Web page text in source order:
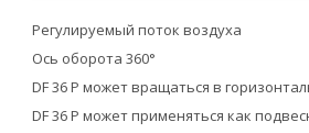
Регулируемый поток воздуха
Ось оборота 360°
DF 36 P может вращаться в
DF 36 P может применяться как